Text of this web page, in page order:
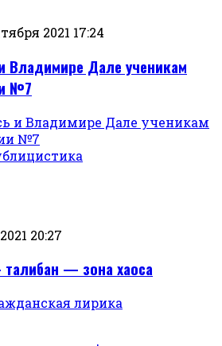
2021 17:24
Владимире Дале ученикам
№7
20:27
— зона хаоса
лирика